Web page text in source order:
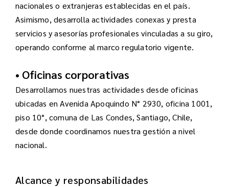
nacionales o extranjeras establecidas en el país.
Asimismo, desarrolla actividades conexas y presta
servicios y asesorías profesionales vinculadas a su giro,
operando conforme al marco regulatorio vigente.
• Oficinas corporativas
Desarrollamos nuestras actividades desde oficinas
ubicadas en Avenida Apoquindo N° 2930, oficina 1001,
piso 10°, comuna de Las Condes, Santiago, Chile,
desde donde coordinamos nuestra gestión a nivel
nacional.
Alcance y responsabilidades